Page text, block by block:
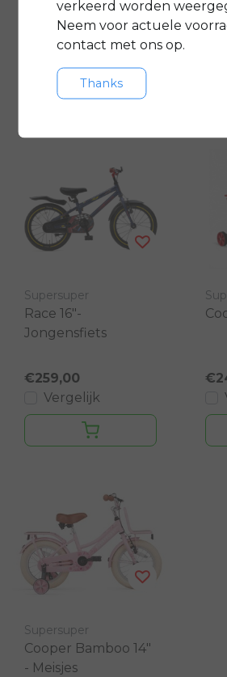
€309,00
Supersuper
Race 16"-
Jongensfiets
€259,00
Vergelijk
Supersuper
Cooper Bamboo 14"
- Meisjes
verkeerd worden
Neem voor actuele
contact met ons op.
Thanks